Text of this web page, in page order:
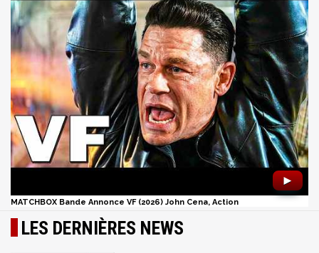
►
MATCHBOX Bande Annonce VF (2026) John Cena, Action
LES DERNIÈRES NEWS